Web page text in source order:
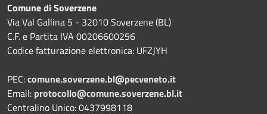
Comune di Soverzene
Via Val Gallina 5 - 32010 Soverzene (BL)
C.F. e Partita IVA 00206600256
Codice fatturazione elettronica: UFZJYH
PEC:comune.soverzene.bl@pecveneto.it
Email: protocollo@comune.soverzene.bl.it
Centralino Unico: 0437998118